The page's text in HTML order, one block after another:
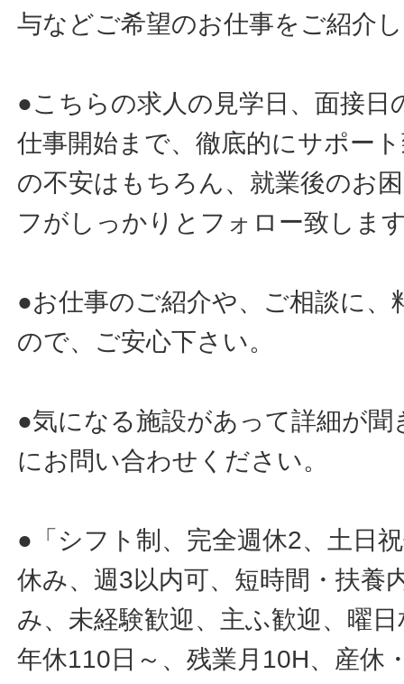
与などご希望のお仕事をご紹介
●こちらの求人の見学日、面接日
仕事開始まで、徹底的にサポー
の不安はもちろん、就業後のお
フがしっかりとフォロー致しま
●お仕事のご紹介や、ご相談に
ので、ご安心下さい。
●気になる施設があって詳細が
にお問い合わせください。
●「シフト制、完全週休2、土日
休み、週3以内可、短時間・扶養
み、未経験歓迎、主ふ歓迎、曜
年休110日～、残業月10H、産休